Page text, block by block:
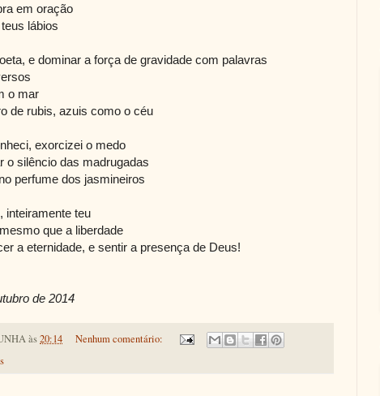
em oração
lábios
e dominar a força de gravidade com palavras
o mar
de rubis, azuis como o céu
exorcizei o medo
o silêncio das madrugadas
perfume dos jasmineiros
inteiramente teu
que a liberdade
a eternidade, e sentir a presença de Deus!
de 2014
às20:14
Nenhum comentário: